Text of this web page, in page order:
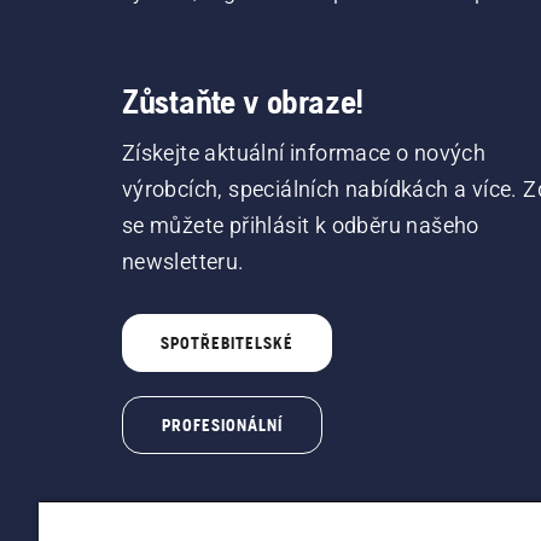
Zůstaňte v obraze!
Získejte aktuální informace o nových
výrobcích, speciálních nabídkách a více.
se můžete přihlásit k odběru našeho
newsletteru.
SPOTŘEBITELSKÉ
PROFESIONÁLNÍ